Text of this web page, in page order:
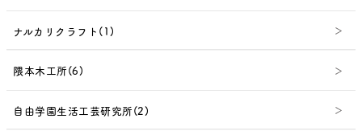
ナルカリクラフト(1)
隈本木工所(6)
自由学園生活工芸研究所(2)